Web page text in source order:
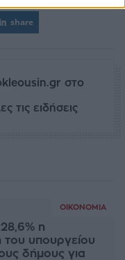
share
στο
τις ειδήσεις
ΟΙΚΟΝΟΜΊΑ
η
υπουργείου
δήμους για